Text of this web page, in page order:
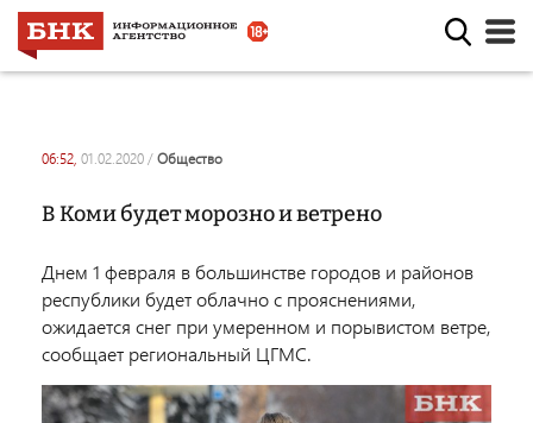
06:52, 01.02.2020 / общество
В Коми будет морозно и ветрено
Днем 1 февраля в большинстве городов и районов
республики будет облачно с прояснениями,
ожидается снег при умеренном и порывистом ветре,
сообщает региональный ЦГМС.